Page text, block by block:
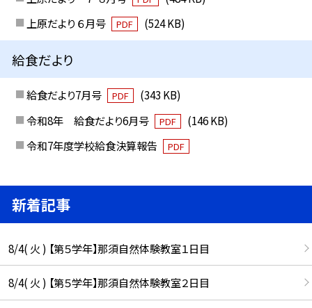
上原だより ６月号
PDF (524 KB)
給食だより
給食だより7月号 PDF
(343 KB)
令和8年 給食だより6月号
PDF
(146 KB)
令和7年度学校給食決算報告
PDF
新着記事
8/4( 火 ) 【第５学年】那須自然体験教室１日目
8/4( 火 ) 【第５学年】那須自然体験教室２日目